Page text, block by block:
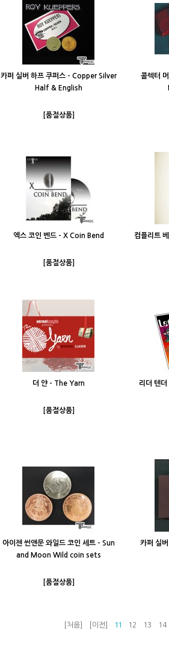
카퍼 실버 하프 쿠퍼스 - Copper Silver
Half & English
[품절상품]
콜렉터
엑스 코인 벤드 - X Coin Bend
[품절상품]
컴플리트
더 얀 - The Yarn
[품절상품]
리더 텐
아이젠 썬앤문 와일드 코인 세트 - Sun
and Moon Wild coin sets
[품절상품]
카퍼 실
[처음] [이전] 11 12 13 14